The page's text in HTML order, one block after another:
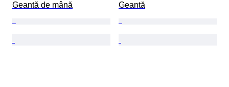
Geantă de mână
Geantă